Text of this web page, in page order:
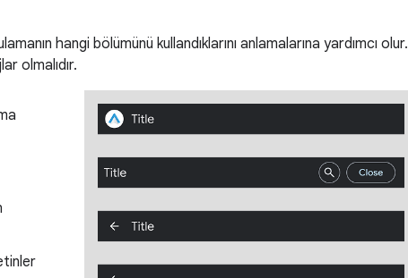
hangi bölümünü kullandıklarını anlamalarına yardımcı olur.
olmalıdır.